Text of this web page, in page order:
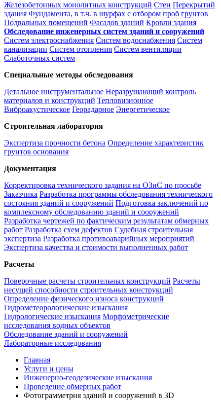
Железобетонных монолитных конструкций Стен Перекрытий
здания Фундамента, в т.ч. в шурфах с отбором проб грунтов
Подвальных помещений Фасадов зданий Кровли здания
Обследование инженерных систем зданий и сооружений
Систем электроснабжения Систем водоснабжения Систем
канализации Систем отопления Систем вентиляции
Слаботочных систем
Специальные методы обследования
Детальное инструментальное Неразрушающий контроль
материалов и конструкций Тепловизионное
Виброакустическое Георадарное Энергетическое
Строительная лаборатория
Экспертиза прочности бетона Определение характеристик
грунтов основания
Документация
Корректировка технического задания на ОЗиС по просьбе
Заказчика Разработка программы обследования технического
состояния зданий и сооружений Подготовка заключений по
комплексному обследованию зданий и сооружений
Разработка чертежей по фактическим результатам обмерных
работ Разработка схем дефектов Судебная строительная
экспертиза Разработка противоаварийных мероприятий
Экспертиза качества и стоимости выполненных работ
Расчеты
Поверочные расчеты строительных конструкций Расчеты
несущей способности строительных конструкций
Определение физического износа конструкций
Гидрометеорологические изыскания
Гидрологические изыскания Морфометрические
исследования водных объектов
Обследование зданий и сооружений
Лабораторные исследования
Главная
Услуги и цены
Инженерно-геодезические изыскания
Проведение обмерных работ
Фотограмметрия зданий и сооружений в 3D